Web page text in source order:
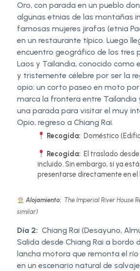
Oro, con parada en un pueblo
algunas etnias de las montañas
famosas mujeres jirafas (etnia
en un restaurante típico. Luego
encuentro geográfico de los tres
Laos y Tailandia, conocido como
y tristemente célebre por ser la
opio: un corto paseo en moto por
marca la frontera entre Tailandia
una parada para visitar el muy
Opio, regreso a Chiang Rai.
Recogida: Doméstico
Recogida: El traslado
incluido. Sin embargo, si ya
presentarse directamente en el
Alojamiento: The Imperial River House
similar)
Día 2: Chiang Rai (Desayuno,
Salida desde Chiang Rai a bordo
lancha motora que remonta el
en un escenario natural de